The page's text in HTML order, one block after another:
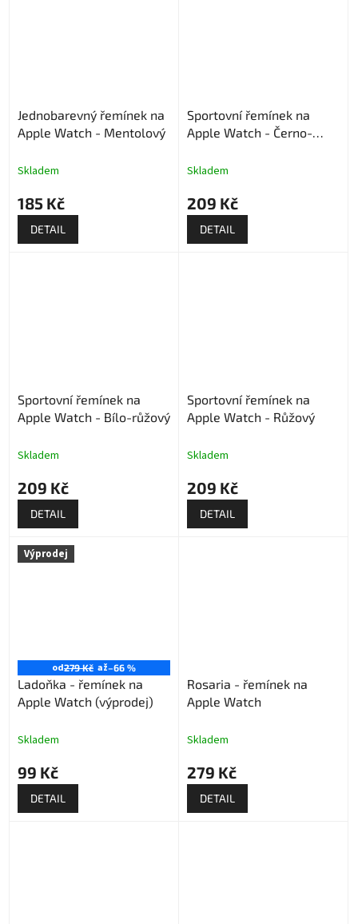
Jednobarevný řemínek na
Apple Watch - Mentolový
Skladem
185 Kč
DETAIL
Sportovní řemínek na
Apple Watch - Černo-
Skladem
209 Kč
DETAIL
Sportovní řemínek na
Apple Watch - Bílo-růžový
Skladem
209 Kč
DETAIL
Sportovní řemínek na
Apple Watch - Růžový
Skladem
209 Kč
DETAIL
Výprodej
od279 Kč až–66 %
Ladoňka - řemínek na
Apple Watch (výprodej)
Skladem
99 Kč
DETAIL
Rosaria - řemínek na
Apple Watch
Skladem
279 Kč
DETAIL